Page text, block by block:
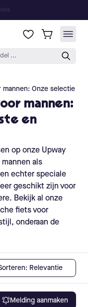
mannen: Onze selectie
mannen:
en
op onze Upway
als
echter speciale
geschikt zijn voor
Bekijk al onze
fiets voor
onderaan de
Relevantie
Melding aanmaken